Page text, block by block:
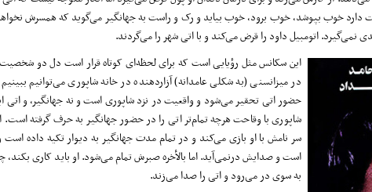
خوب بپوشد، خوب برود، خوب بیاید و رک و راست به جهانگیر می‌گوید که همسرش
نمی‌گیرد. اتومبیل داود را قرض می‌کند و با اتی شهر را می‌گردند.
این سکانس مثل رؤیایی است که برای لحظه‌ای کوتاه قرار است دل دو
در میزانسنی (به شکلی عامدانه) آزاردهنده در خانه شاپوری می‌توانیم
حضور اتی تحقیر می‌شود و واقعیت در نزد شاپوری است و نه جهانگیر، و اتی
شاپوری با وقاحت هرچه تمام‌تر اتی را در حضور جهانگیر به حرف گرفته است.
سر نامش با او بازی می‌کند و در تمام مدت جهانگیر به دیوار تکیه داده است
است و صدایش درنمی‌آید. اما بالأخره صبرش تمام می‌شود. او باید کاری بکند،
به سوی در می‌رود و اتی را صدا می‌زند.